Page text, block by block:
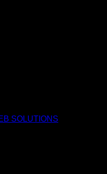
SOLUTIONS